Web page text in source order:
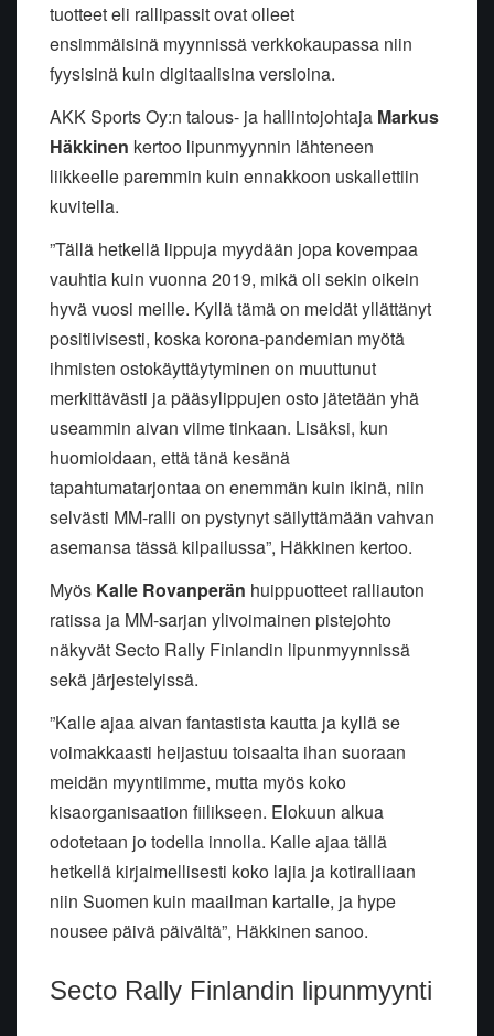
tuotteet eli rallipassit ovat olleet
ensimmäisinä myynnissä verkkokaupassa niin
fyysisinä kuin digitaalisina versioina.
AKK Sports Oy:n talous- ja hallintojohtaja Markus
Häkkinen kertoo lipunmyynnin lähteneen
liikkeelle paremmin kuin ennakkoon uskallettiin
kuvitella.
”Tällä hetkellä lippuja myydään jopa kovempaa
vauhtia kuin vuonna 2019, mikä oli sekin oikein
hyvä vuosi meille. Kyllä tämä on meidät yllättänyt
positiivisesti, koska korona-pandemian myötä
ihmisten ostokäyttäytyminen on muuttunut
merkittävästi ja pääsylippujen osto jätetään yhä
useammin aivan viime tinkaan. Lisäksi, kun
huomioidaan, että tänä kesänä
tapahtumatarjontaa on enemmän kuin ikinä, niin
selvästi MM-ralli on pystynyt säilyttämään vahvan
asemansa tässä kilpailussa”, Häkkinen kertoo.
Myös Kalle Rovanperän huippuotteet ralliauton
ratissa ja MM-sarjan ylivoimainen pistejohto
näkyvät Secto Rally Finlandin lipunmyynnissä
sekä järjestelyissä.
”Kalle ajaa aivan fantastista kautta ja kyllä se
voimakkaasti heijastuu toisaalta ihan suoraan
meidän myyntiimme, mutta myös koko
kisaorganisaation fiilikseen. Elokuun alkua
odotetaan jo todella innolla. Kalle ajaa tällä
hetkellä kirjaimellisesti koko lajia ja kotiralliaan
niin Suomen kuin maailman kartalle, ja hype
nousee päivä päivältä”, Häkkinen sanoo.
Secto Rally Finlandin lipunmyynti